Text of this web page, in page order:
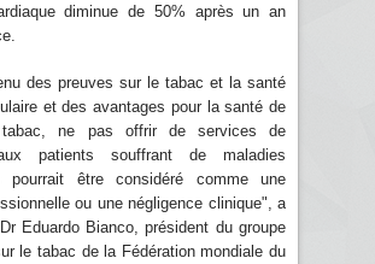
diminue de 50% après un an
des preuves sur le tabac et la santé
et des avantages pour la santé de
ne pas offrir de services de
patients souffrant de maladies
pourrait être considéré comme une
ou une négligence clinique", a
Eduardo Bianco, président du groupe
le tabac de la Fédération mondiale du